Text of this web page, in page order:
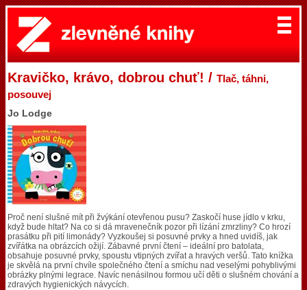
Kravičko, krávo, dobrou chuť! / Tlač, táhni,
posouvej
Jo Lodge
Proč není slušné mít při žvýkání otevřenou pusu? Zaskočí huse jídlo v krku,
když bude hltat? Na co si dá mravenečník pozor při lízání zmrzliny? Co hrozí
prasátku při pití limonády? Vyzkoušej si posuvné prvky a hned uvidíš, jak
zvířátka na obrázcích ožijí. Zábavné první čtení – ideální pro batolata,
obsahuje posuvné prvky, spoustu vtipných zvířat a hravých veršů. Tato knížka
je skvělá na první chvíle společného čtení a smíchu nad veselými pohyblivými
obrázky plnými legrace. Navíc nenásilnou formou učí děti o slušném chování a
zdravých hygienických návycích.